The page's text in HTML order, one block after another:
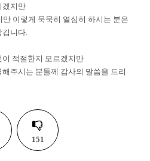
겠지만
이렇게 묵묵히 열심히 하시는 분은
깁니다.
적절한지 모르겠지만
주시는 분들께 감사의 말씀을 드리
151